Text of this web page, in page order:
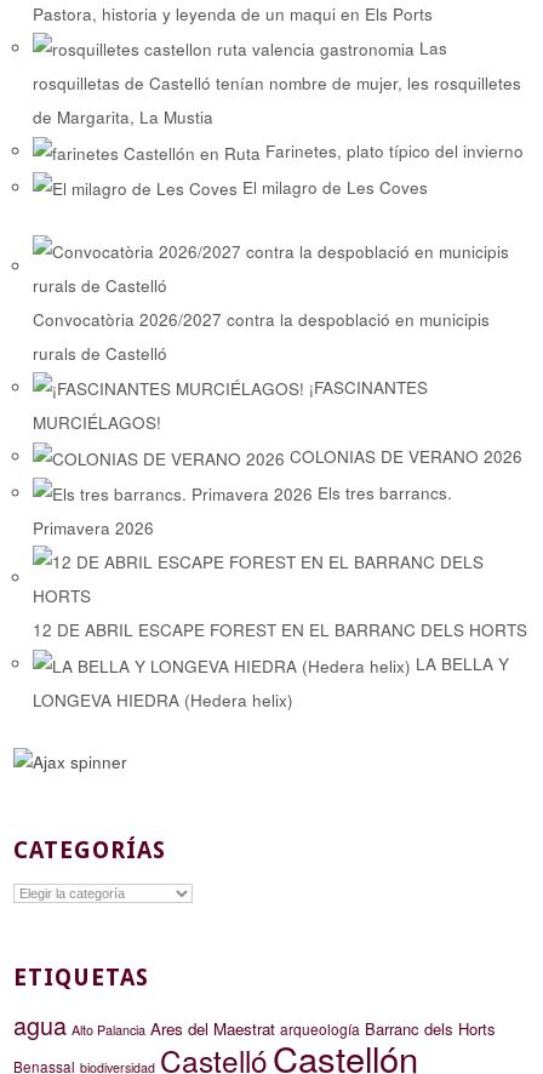
Pastora, historia y leyenda de un maqui en Els Ports
Las
rosquilletas de Castelló tenían nombre de mujer, les rosquilletes
de Margarita, La Mustia
Farinetes, plato típico del invierno
El milagro de Les Coves
Convocatòria 2026/2027 contra la despoblació en municipis
rurals de Castelló
¡FASCINANTES
MURCIÉLAGOS!
COLONIAS DE VERANO 2026
Els tres barrancs.
Primavera 2026
12 DE ABRIL ESCAPE FOREST EN EL BARRANC DELS HORTS
LA BELLA Y
LONGEVA HIEDRA (Hedera helix)
CATEGORÍAS
Categorías
ETIQUETAS
agua Alto Palancia Ares del Maestrat arqueología Barranc dels Horts
Benassal biodiversidad CastellóCastellón